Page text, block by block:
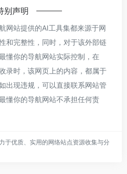
别声明
网站提供的AI工具集都来源于网
和完整性，同时，对于该外部链
懂你的导航网站实际控制，在
录时，该网页上的内容，都属于
出现违规，可以直接联系网站管
懂你的导航网站不承担任何责
于优质、实用的网络站点资源收集与分